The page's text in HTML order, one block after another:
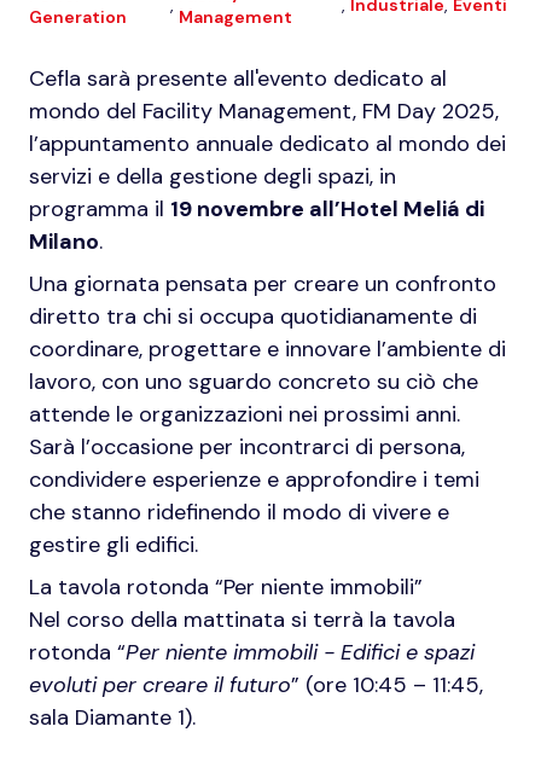
Generation
,
Management
, Industriale, Eventi
Cefla sarà presente all'evento dedicato al
mondo del Facility Management, FM Day 2025,
l’appuntamento annuale dedicato al mondo dei
servizi e della gestione degli spazi, in
programma il 19 novembre all’Hotel Meliá di
Milano.
Una giornata pensata per creare un confronto
diretto tra chi si occupa quotidianamente di
coordinare, progettare e innovare l’ambiente di
lavoro, con uno sguardo concreto su ciò che
attende le organizzazioni nei prossimi anni.
Sarà l’occasione per incontrarci di persona,
condividere esperienze e approfondire i temi
che stanno ridefinendo il modo di vivere e
gestire gli edifici.
La tavola rotonda “Per niente immobili”
Nel corso della mattinata si terrà la tavola
rotonda “Per niente immobili - Edifici e spazi
evoluti per creare il futuro” (ore 10:45 – 11:45,
sala Diamante 1).